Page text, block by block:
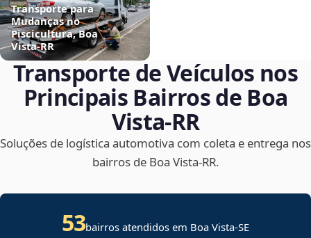
Transporte para
Mudanças no
Piscicultura, Boa
Vista‑RR
Transporte de Veículos nos
Principais Bairros de Boa
Vista‑RR
Soluções de logística automotiva com coleta e entrega nos
bairros de Boa Vista‑RR.
53bairros atendidos em Boa Vista-SE